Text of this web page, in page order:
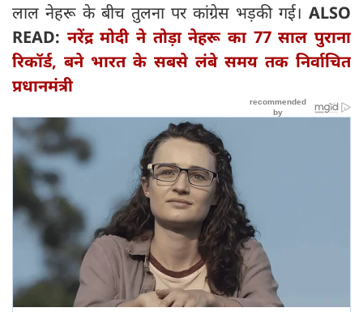
लाल नेहरू के बीच तुलना पर कांग्रेस भड़की गई। ALSO
READ: नरेंद्र मोदी ने तोड़ा नेहरू का 77 साल पुराना
रिकॉर्ड, बने भारत के सबसे लंबे समय तक निर्वाचित
प्रधानमंत्री